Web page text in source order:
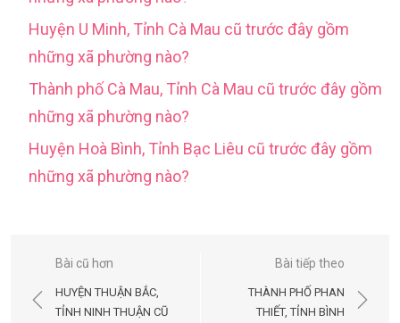
Huyện U Minh, Tỉnh Cà Mau cũ trước đây gồm
những xã phường nào?
Thành phố Cà Mau, Tỉnh Cà Mau cũ trước đây gồm
những xã phường nào?
Huyện Hoà Bình, Tỉnh Bạc Liêu cũ trước đây gồm
những xã phường nào?
Điều
hướng
bài
Bài cũ hơn
HUYỆN THUẬN BẮC,
TỈNH NINH THUẬN CŨ
Bài tiếp theo
THÀNH PHỐ PHAN
THIẾT, TỈNH BÌNH